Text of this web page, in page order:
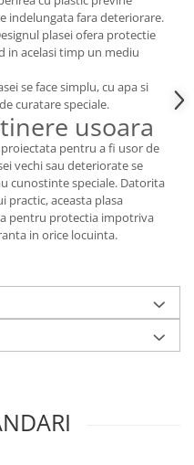
indelungata fara deteriorare.
plasei ofera protectie
in acelasi timp un mediu
se face simplu, cu apa si
curatare speciale.
usoara
pentru a fi usor de
vechi sau deteriorate se
cunostinte speciale. Datorita
practic, aceasta plasa
pentru protectia impotriva
in orice locuinta.